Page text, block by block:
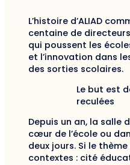
L’histoire d’ALIAD
centaine de
qui poussent les
et l’innovation dans
des sorties scolaires.
Le but est
reculées
Depuis un an, la salle
cœur de l’école ou
deux jours. Si le
contextes : cité